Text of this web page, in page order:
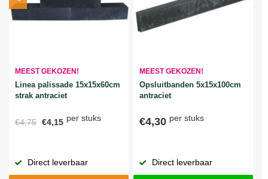
MEEST GEKOZEN!
Linea palissade 15x15x60cm
strak antraciet
€4,75 €4,15 per stuks
Direct leverbaar
MEEST GEKOZEN!
Opsluitbanden 5x15x100cm
antraciet
€4,30 per stuks
Direct leverbaar